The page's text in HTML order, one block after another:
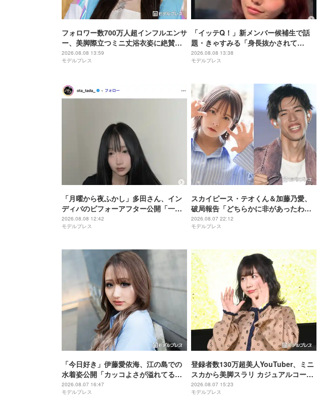
フォロワー数700万人超インフルエンサ
ー、美脚際立つミニ丈浴衣姿に絶賛の
声「スタイル良くて憧れる」「透明感
レベチ」
2026.08.08 13:59
モデルプレス
「イッテQ！」新メンバー候補生で話
題・きゃすみる「身長抜かされて
る」“6歳差”姪っ子との幼少期＆現在の
2ショット公開「姉妹にしか見えない」
2026.08.08 13:38
モデルプレス
「月曜から夜ふかし」多田さん、イン
ディバのビフォーアフター公開「一目
瞭然」「変化がすごい」と話題
2026.08.08 12:42
モデルプレス
スカイピース・テオくん＆加藤乃愛、
破局報告「どちらかに非があったわけ
ではなく」2023年2月に交際発表
2026.08.07 22:12
モデルプレス
「今日好き」伊藤愛依海、江の島での
水着姿公開「カッコよさが溢れてる」
「くびれ綺麗」の声
2026.08.07 16:47
モデルプレス
登録者数130万超美人YouTuber、ミニ
スカから美脚スラリ カジュアルコーデ
披露に反響「何頭身？」「スタイル良
すぎて見惚れる」
2026.08.07 15:23
モデルプレス